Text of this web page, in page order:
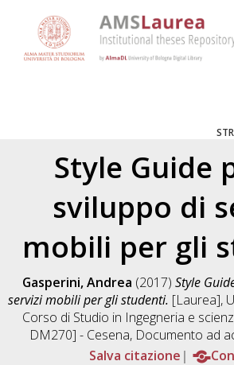
Style Guide
sviluppo di
mobili per gli
Gasperini, Andrea (2017) Style
servizi mobili per gli studenti. [Laurea],
Corso di Studio in Ingegneria e
DM270] - Cesena, Documento ad
Salva citazione